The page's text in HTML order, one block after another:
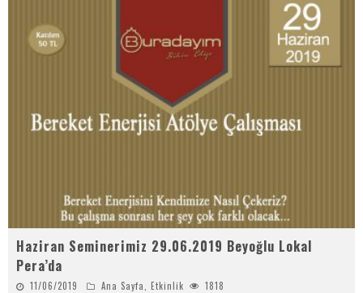
Haziran Seminerimiz 29.06.2019 Beyoğlu Lokal
Pera’da
11/06/2019 Ana Sayfa Etkinlik 1818